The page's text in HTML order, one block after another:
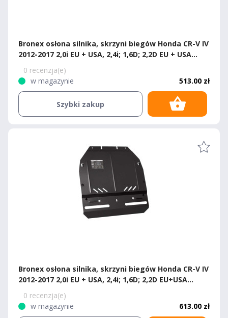
Bronex osłona silnika, skrzyni biegów Honda CR-V IV
2012-2017 2,0i EU + USA, 2,4i; 1,6D; 2,2D EU + USA
0 recenzja(e)
w magazynie
513.00 zł
Szybki zakup
Bronex osłona silnika, skrzyni biegów Honda CR-V IV
2012-2017 2,0i EU + USA, 2,4i; 1,6D; 2,2D EU+USA
0 recenzja(e)
w magazynie
613.00 zł